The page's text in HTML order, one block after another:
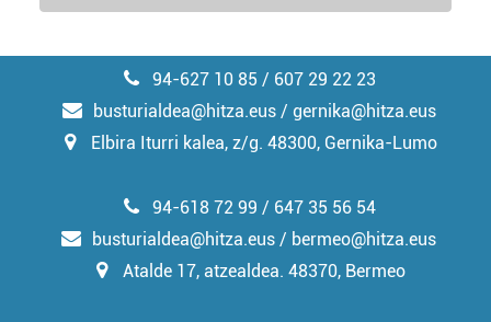
94-627 10 85 / 607 29 22 23
busturialdea@hitza.eus / gernika@hitza.eus
Elbira Iturri kalea, z/g. 48300, Gernika-Lumo
94-618 72 99 / 647 35 56 54
busturialdea@hitza.eus / bermeo@hitza.eus
Atalde 17, atzealdea. 48370, Bermeo